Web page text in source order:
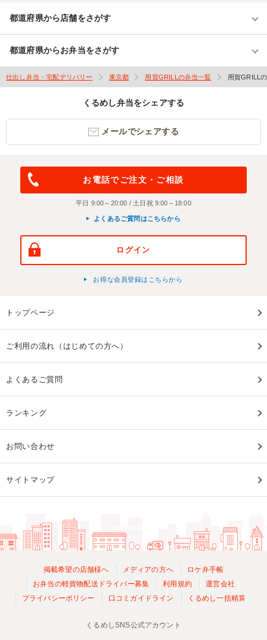
都道府県から店舗をさがす
都道府県からお弁当をさがす
仕出し弁当・宅配デリバリー 東京都 用賀GRILLの弁当一覧 用賀GRILL
くるめし弁当をシェアする
メールでシェアする
お電話でご注文・ご相談
平日 9:00～20:00 / 土日祝 9:00～18:00
よくあるご質問はこちらから
ログイン
お得な会員登録はこちらから
トップページ
ご利用の流れ（はじめての方へ）
よくあるご質問
ランキング
お問い合わせ
サイトマップ
掲載希望の店舗様へ メディアの方へ
ロケ弁手帳
お弁当の軽貨物配送ドライバー募集
利用規約
運営会社
プライバシーポリシー
口コミガイドライン くるめし一括精算
くるめしSNS公式アカウント